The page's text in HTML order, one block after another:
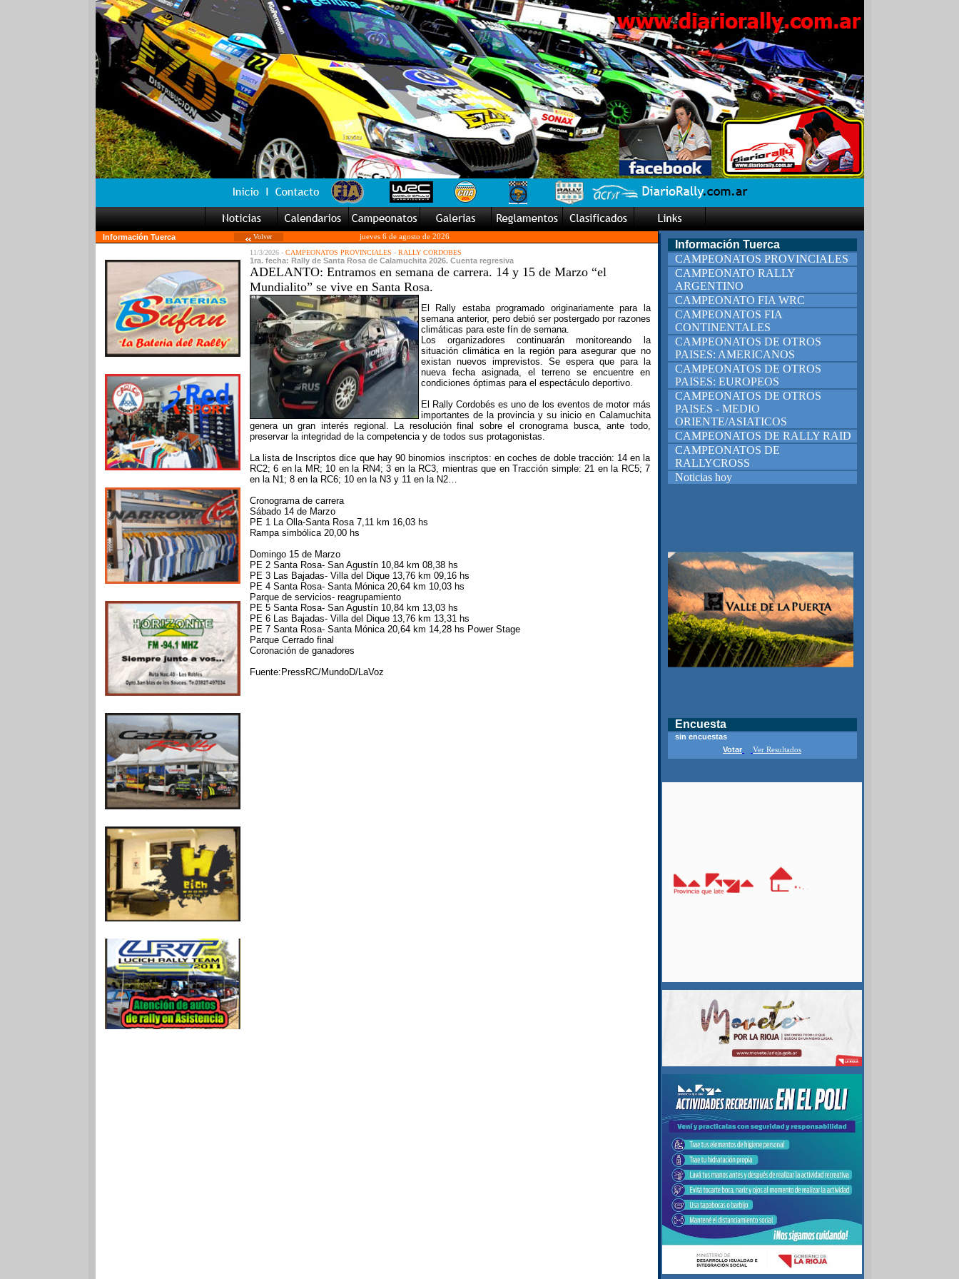
Información Tuerca Volver jueves 6 de agosto de 2026
Información Tuerca
CAMPEONATOS PROVINCIALES
CAMPEONATO RALLY
ARGENTINO
CAMPEONATO FIA WRC
CAMPEONATOS FIA
CONTINENTALES
CAMPEONATOS DE OTROS
PAISES: AMERICANOS
CAMPEONATOS DE OTROS
PAISES: EUROPEOS
CAMPEONATOS DE OTROS
PAISES - MEDIO
ORIENTE/ASIATICOS
CAMPEONATOS DE RALLY RAID
CAMPEONATOS DE
RALLYCROSS
Noticias hoy
Encuesta
sin encuestas
Votar
Ver Resultados
11/3/2026 - CAMPEONATOS PROVINCIALES - RALLY CORDOBES
1ra. fecha: Rally de Santa Rosa de Calamuchita 2026. Cuenta regresiva
ADELANTO: Entramos en semana de carrera. 14 y 15 de Marzo “el
Mundialito” se vive en Santa Rosa.
El Rally estaba programado originariamente para la
semana anterior, pero debió ser postergado por razones
climáticas para este fín de semana.
Los organizadores continuarán monitoreando la
situación climática en la región para asegurar que no
existan nuevos imprevistos. Se espera que para la
nueva fecha asignada, el terreno se encuentre en
condiciones óptimas para el espectáculo deportivo.
El Rally Cordobés es uno de los eventos de motor más
importantes de la provincia y su inicio en Calamuchita
genera un gran interés regional. La resolución final sobre el cronograma busca, ante todo,
preservar la integridad de la competencia y de todos sus protagonistas.
La lista de Inscriptos dice que hay 90 binomios inscriptos: en coches de doble tracción: 14 en la
RC2; 6 en la MR; 10 en la RN4; 3 en la RC3, mientras que en Tracción simple: 21 en la RC5; 7
en la N1; 8 en la RC6; 10 en la N3 y 11 en la N2…
Cronograma de carrera
Sábado 14 de Marzo
PE 1 La Olla-Santa Rosa 7,11 km 16,03 hs
Rampa simbólica 20,00 hs
Domingo 15 de Marzo
PE 2 Santa Rosa- San Agustín 10,84 km 08,38 hs
PE 3 Las Bajadas- Villa del Dique 13,76 km 09,16 hs
PE 4 Santa Rosa- Santa Mónica 20,64 km 10,03 hs
Parque de servicios- reagrupamiento
PE 5 Santa Rosa- San Agustín 10,84 km 13,03 hs
PE 6 Las Bajadas- Villa del Dique 13,76 km 13,31 hs
PE 7 Santa Rosa- Santa Mónica 20,64 km 14,28 hs Power Stage
Parque Cerrado final
Coronación de ganadores
Fuente:PressRC/MundoD/LaVoz